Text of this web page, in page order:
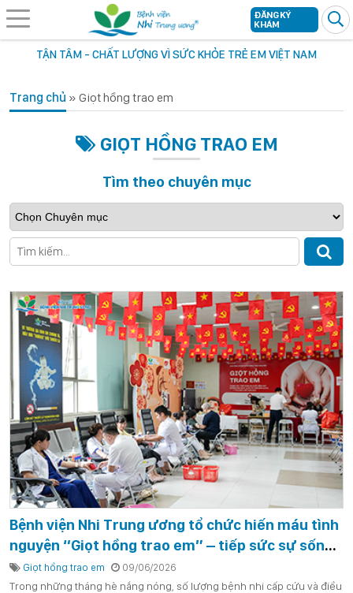
TẬN TÂM - CHẤT LƯỢNG VÌ SỨC KHỎE TRẺ EM VIỆT NAM
ĐĂNG KÝ
KHÁM
Trang chủ » Giọt hồng trao em
GIỌT HỒNG TRAO EM
Tìm theo chuyên mục
Bệnh viện Nhi Trung ương tổ chức hiến máu tình
nguyện “Giọt hồng trao em” – tiếp sức sự sống
cho bệnh nhi giữa mùa hè khan hiếm nguồn máu
Giọt hồng trao em 09/06/2026
Trong những tháng hè nắng nóng, số lượng bệnh nhi cấp cứu và điều